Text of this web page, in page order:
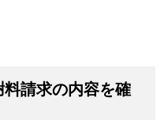
請求の内容を確